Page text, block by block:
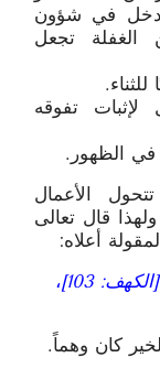
في شؤون
الغفلة تجعل
تفوقه
في الظهور.
الأعمال
قال تعالى
أعلاه:
[الكهف: 103 ]،
كان وهماً.